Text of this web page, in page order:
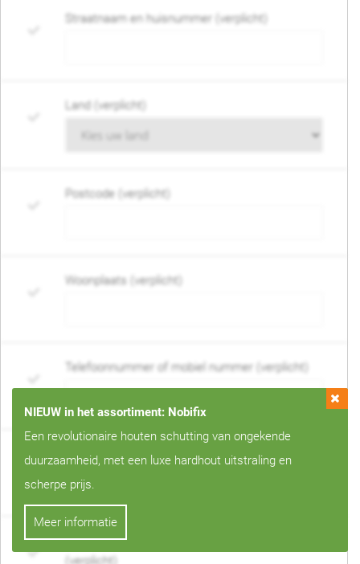
Straatnaam en huisnummer (verplicht)
Land (verplicht)
Postcode (verplicht)
Woonplaats (verplicht)
Telefoonnummer of mobiel nummer (verplicht)
E-mail adres (verplicht)
Wanneer mag de schutting geplaatst worden?
(verplicht)
NIEUW in het assortiment: Nobifix
Een revolutionaire houten schutting van ongekende
duurzaamheid, met een luxe hardhout uitstraling en
scherpe prijs.
Meer informatie